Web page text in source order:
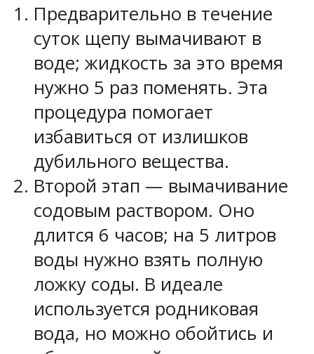
Предварительно в течение
суток щепу вымачивают в
воде; жидкость за это время
нужно 5 раз поменять. Эта
процедура помогает
избавиться от излишков
дубильного вещества.
Второй этап — вымачивание
содовым раствором. Оно
длится 6 часов; на 5 литров
воды нужно взять полную
ложку соды. В идеале
используется родниковая
вода, но можно обойтись и